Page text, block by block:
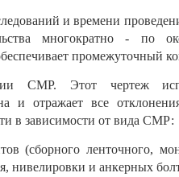
и времени
многократно - по
промежуточный
СМР. Этот чертеж
и отражает все
в зависимости от вида СМР:
(сборного ленточного,
нивелировки и анкерных